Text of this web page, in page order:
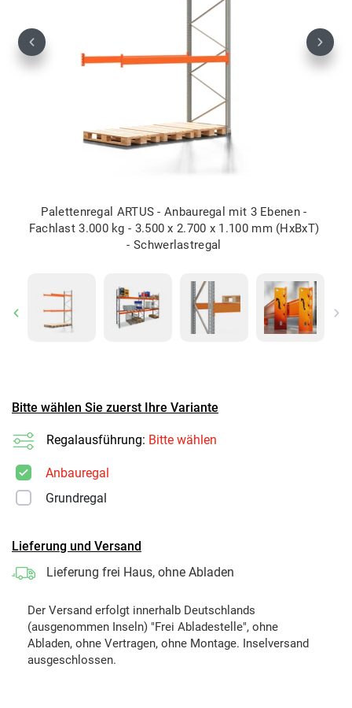
Palettenregal ARTUS - Anbauregal mit 3 Ebenen -
Fachlast 3.000 kg - 3.500 x 2.700 x 1.100 mm (HxBxT)
- Schwerlastregal
Previous Next
Previous
Bitte wählen Sie zuerst Ihre Variante
Regalausführung: Bitte wählen
Anbauregal
Grundregal
Lieferung und Versand
Lieferung frei Haus, ohne Abladen
Der Versand erfolgt innerhalb Deutschlands
(ausgenommen Inseln) "Frei Abladestelle", ohne
Abladen, ohne Vertragen, ohne Montage. Inselversand
ausgeschlossen.